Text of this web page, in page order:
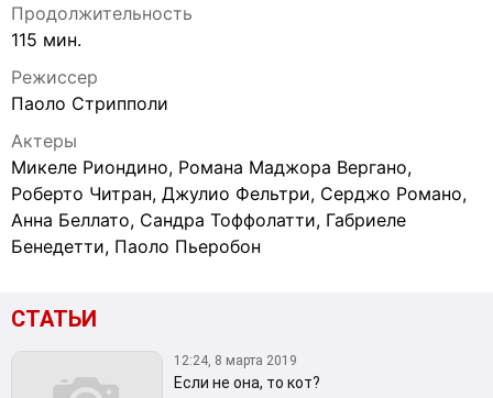
Продолжительность
115 мин.
Режиссер
Паоло Стрипполи
Актеры
Микеле Риондино, Романа Маджора Вергано,
Роберто Читран, Джулио Фельтри, Серджо Романо,
Анна Беллато, Сандра Тоффолатти, Габриеле
Бенедетти, Паоло Пьеробон
СТАТЬИ
12:24, 8 марта 2019
Если не она, то кот?